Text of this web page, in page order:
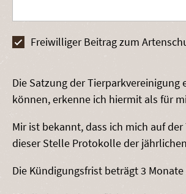
Freiwilliger Beitrag zum
Die Satzung der
können, erkenne ich hiermit als für
Mir ist bekannt, dass ich mich auf
dieser Stelle Protokolle der
Die Kündigungsfrist beträgt 3